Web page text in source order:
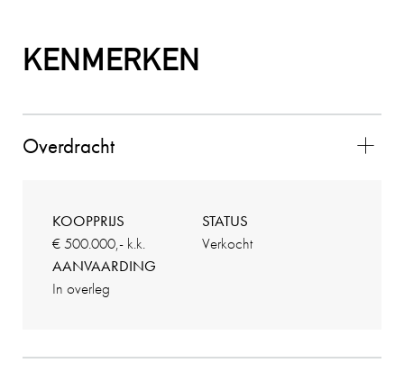
KENMERKEN
Overdracht
KOOPPRIJS
€ 500.000,- k.k.
STATUS
Verkocht
AANVAARDING
In overleg
10 EEN FUNDA GEBRUIKER
Aan de makelaar valt niets op te merken! Hij is
Ik zou hem aan familie aanbevelen en ook in de
toekomst weer als makelaar inschakelen
26-08-2025